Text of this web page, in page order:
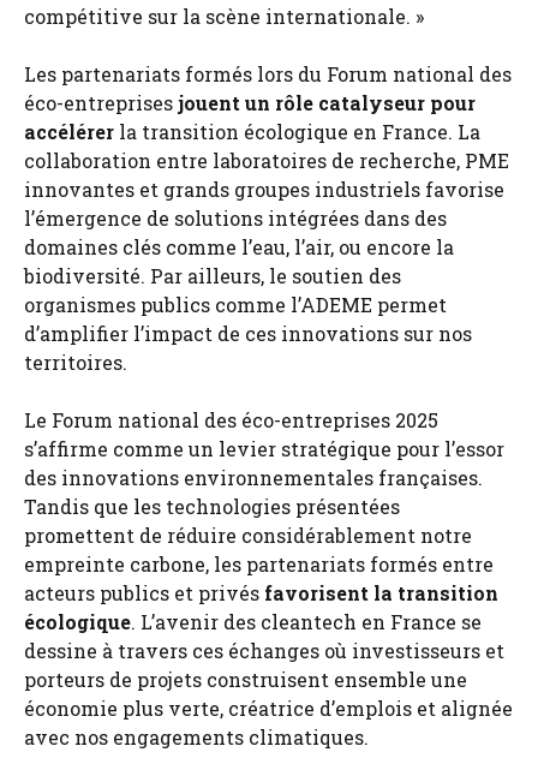
compétitive sur la scène internationale. »
Les partenariats formés lors du Forum national des
éco-entreprisesjouent un rôle catalyseur pour
accélérer la transition écologique en France. La
collaboration entre laboratoires de recherche, PME
innovantes et grands groupes industriels favorise
l’émergence de solutions intégrées dans des
domaines clés comme l’eau, l’air, ou encore la
biodiversité. Par ailleurs, le soutien des
organismes publics comme l’ADEME permet
d’amplifier l’impact de ces innovations sur nos
territoires.
Le Forum national des éco-entreprises 2025
s’affirme comme un levier stratégique pour l’essor
des innovations environnementales françaises.
Tandis que les technologies présentées
promettent de réduire considérablement notre
empreinte carbone, les partenariats formés entre
acteurs publics et privés favorisent la transition
écologique. L’avenir des cleantech en France se
dessine à travers ces échanges où investisseurs et
porteurs de projets construisent ensemble une
économie plus verte, créatrice d’emplois et alignée
avec nos engagements climatiques.